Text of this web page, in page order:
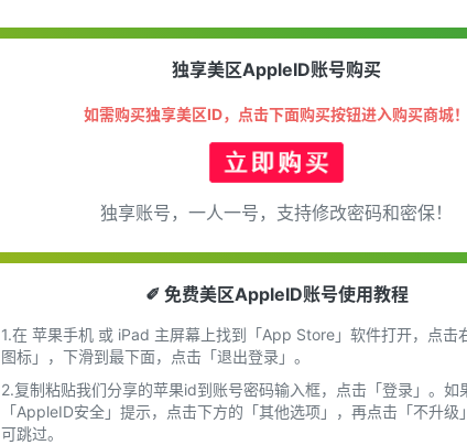
独享美区AppleID账号购买
如需购买独享美区ID，点击下面购买按钮进入购买商城！
独享账号，一人一号，支持修改密码和密保！
✐ 免费美区AppleID账号使用教程
1.在 苹果手机 或 iPad 主屏幕上找到「App Store」软件打开，点击
图标」，下滑到最下面，点击「退出登录」。
2.复制粘贴我们分享的苹果id到账号密码输入框，点击「登录」。如
「AppleID安全」提示，点击下方的「其他选项」，再点击「不升级
可跳过。